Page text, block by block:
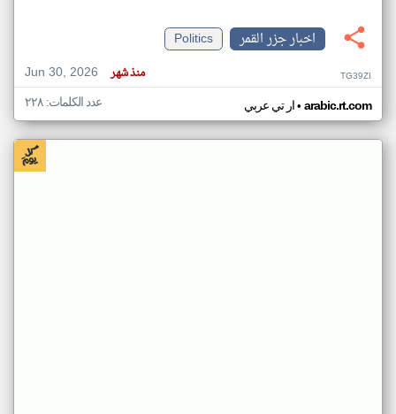
اخبار جزر القمر
Politics
Jun 30, 2026
منذ شهر TG39ZI
ار تي عربي• arabic.rt.com عدد الكلمات: ٢٢٨